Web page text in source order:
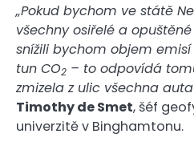
„Pokud bychom ve státě
všechny osiřelé a
snížili bychom objem
tun CO2 – to odpovídá
zmizela z ulic všechna auta
Timothy de Smet, šéf
univerzitě v Binghamtonu.